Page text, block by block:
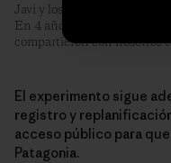
Javi y los voluntarios de la
En 4 años más de 80
compartieron con nosotros
El experimento sigue
registro y
acceso público para
Patagonia.